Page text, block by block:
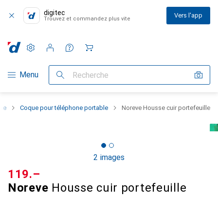
digitec
Trouvez et commandez plus vite Vers l'app
Navigation par catégorie
Menu Recherche
Paramètres
Compte client
Listes de comparaison
Listes d'envies
Panier
Coque pour téléphone portable Noreve Housse cuir portefeuille
2 images
Noreve Housse cuir portefeuille
CHF
119.–